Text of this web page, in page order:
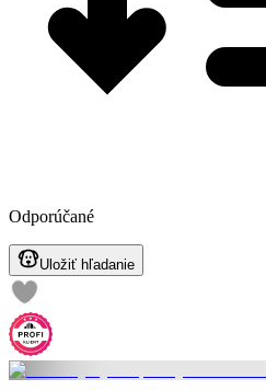
Odporúčané
Uložiť hľadanie